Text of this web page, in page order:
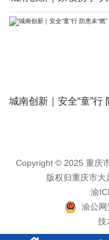
Copyright © 2025 重庆
版权归重庆市
渝
渝公
技